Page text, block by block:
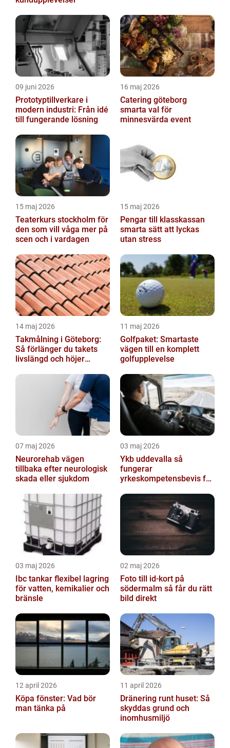
09 juni 2026
Prototyptillverkare i
modern industri: Från idé
till fungerande lösning
16 maj 2026
Catering göteborg
smarta val för
minnesvärda event
15 maj 2026
Teaterkurs stockholm för
den som vill våga mer på
scen och i vardagen
15 maj 2026
Pengar till klasskassan
smarta sätt att lyckas
utan stress
14 maj 2026
Takmålning i Göteborg:
Så förlänger du takets
livslängd och höjer
11 maj 2026
Golfpaket: Smartaste
vägen till en komplett
golfupplevelse
07 maj 2026
Neurorehab vägen
tillbaka efter neurologisk
skada eller sjukdom
03 maj 2026
Ykb uddevalla så
fungerar
yrkeskompetensbevis för
03 maj 2026
Ibc tankar flexibel lagring
för vatten, kemikalier och
bränsle
02 maj 2026
Foto till id-kort på
södermalm så får du rätt
bild direkt
12 april 2026
Köpa fönster: Vad bör
man tänka på
11 april 2026
Dränering runt huset: Så
skyddas grund och
inomhusmiljö